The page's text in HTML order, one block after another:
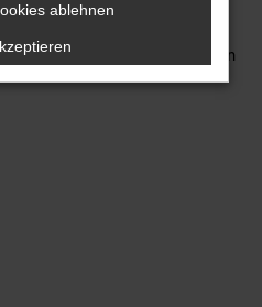
dass wir nur erstklassige
Bremen lassen. Ohne „Wenn
ablehnen